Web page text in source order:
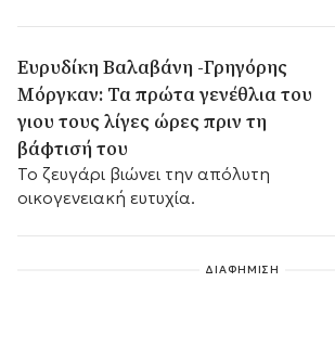
Ευρυδίκη Βαλαβάνη -Γρηγόρης
Μόργκαν: Τα πρώτα γενέθλια του
γιου τους λίγες ώρες πριν τη
βάφτισή του
Το ζευγάρι βιώνει την απόλυτη
οικογενειακή ευτυχία.
ΔΙΑΦΗΜΙΣΗ